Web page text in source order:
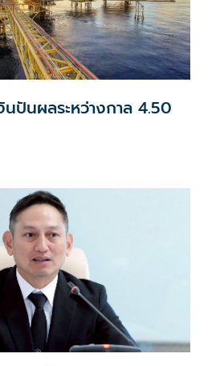
ปันผลระหว่างกาล 4.50